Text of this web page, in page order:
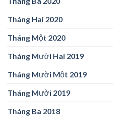
Tháng Hai 2020
Tháng Một 2020
Tháng Mười Hai 2019
Tháng Mười Một 2019
Tháng Mười 2019
Tháng Ba 2018